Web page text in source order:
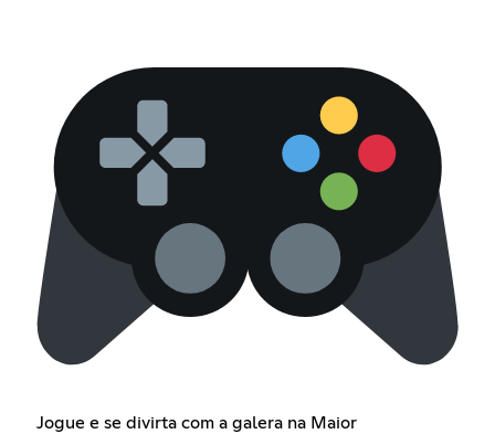
Jogue e se divirta com a galera na Maior